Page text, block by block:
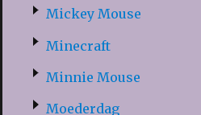
Mickey Mouse
Minecraft
Minnie Mouse
Moederdag